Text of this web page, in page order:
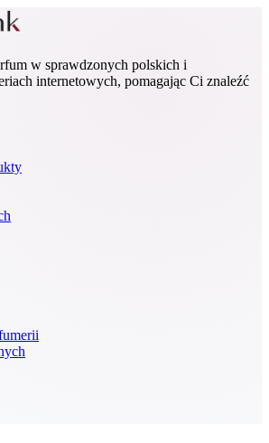
w sprawdzonych polskich i
internetowych, pomagając Ci znaleźć